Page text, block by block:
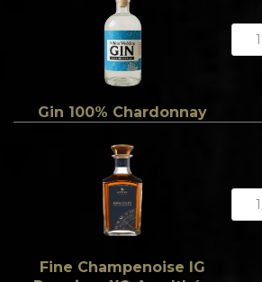
Gin 100% Chardonnay
Fine Champenoise IG